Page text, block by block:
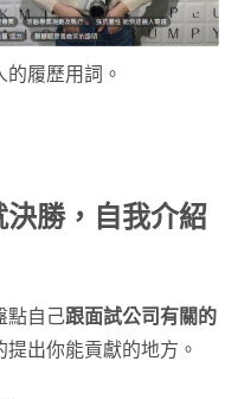
的履歷用詞。
勝，自我介紹
點自己跟面試公司有關的
提出你能貢獻的地方。